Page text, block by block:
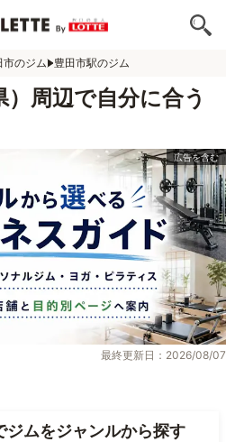
市のジム 豊田市駅のジム
周辺で自分に合う
最終更新日：2026/08/07
ジムをジャンルから探す